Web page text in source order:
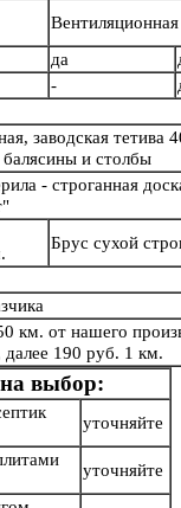
да
-
заводская тетива
балясины и
- строганная
Брус сухой
км. от нашего
далее 190 руб. 1 км.
выбор:
уточняйте
уточняйте